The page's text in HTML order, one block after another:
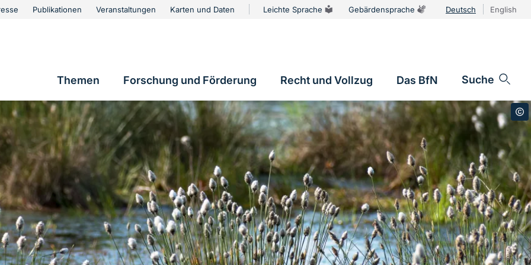
Publikationen Veranstaltungen Karten und Daten Leichte Sprache Gebärdensprache Deutsch English
Hauptnavigation
Themen Forschung und Förderung Recht und Vollzug Das BfN Suche